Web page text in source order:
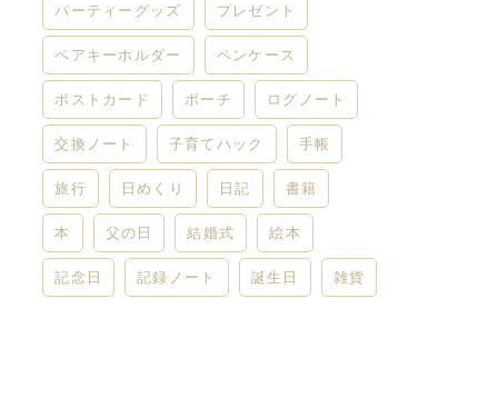
パーティーグッズ プレゼント
ペアキーホルダー ペンケース
ポストカード ポーチ ログノート
交換ノート 子育てハック 手帳
旅行 日めくり 日記 書籍
本 父の日 結婚式 絵本
記念日 記録ノート 誕生日 雑貨